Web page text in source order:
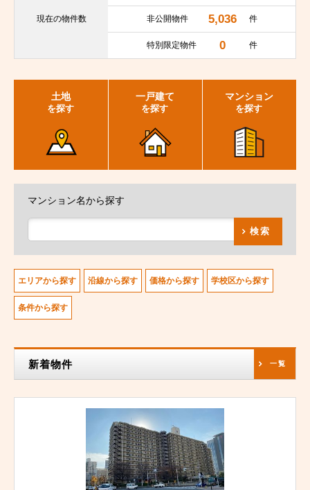
現在の物件数 非公開物件 5,036 件
特別限定物件 0 件
土地
を探す
一戸建て
を探す
マンション
を探す
マンション名から探す
検索
エリアから探す 沿線から探す 価格から探す 学校区から探す
条件から探す
新着物件 一覧